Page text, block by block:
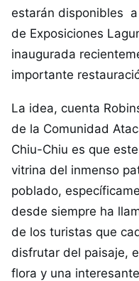
estarán disponibles
de Exposiciones
inaugurada
importante
La idea, cuenta
de la Comunidad
Chiu-Chiu es que
vitrina del inmenso
poblado,
desde siempre ha
de los turistas que
disfrutar del paisaje,
flora y una